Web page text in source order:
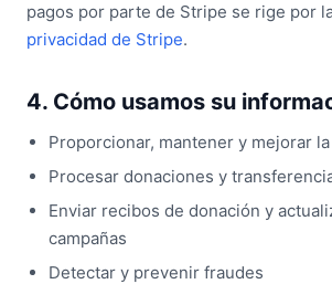
pagos por parte de Stripe se rige por
privacidad de Stripe.
4. Cómo usamos su
Proporcionar, mantener y mejorar
Procesar donaciones y
Enviar recibos de donación y
campañas
Detectar y prevenir fraudes